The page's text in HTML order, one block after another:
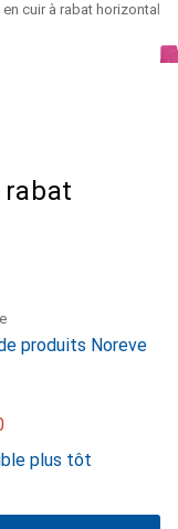
cuir à rabat horizontal
rabat
produits Noreve
plus tôt